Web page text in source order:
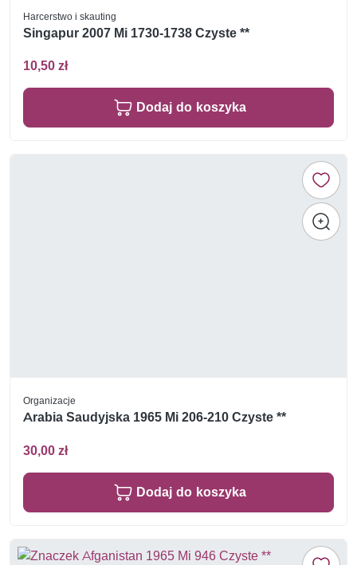
Harcerstwo i skauting
Singapur 2007 Mi 1730-1738 Czyste **
10,50 zł
Dodaj do koszyka
Organizacje
Arabia Saudyjska 1965 Mi 206-210 Czyste **
30,00 zł
Dodaj do koszyka